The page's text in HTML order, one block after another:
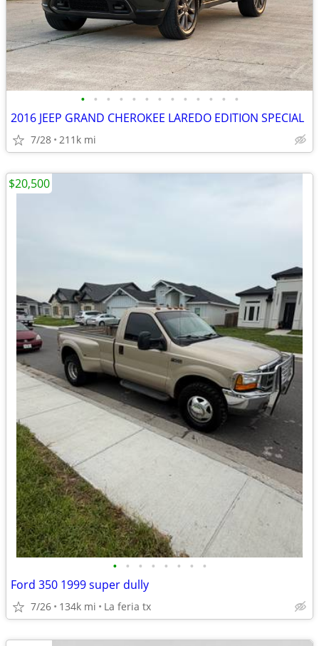
• • • • • • • • • • • • •
2016 JEEP GRAND CHEROKEE LAREDO EDITION SPECIAL
7/28 211k mi
• • • • • • • •
Ford 350 1999 super dully
7/26 134k mi La feria tx
$20,500